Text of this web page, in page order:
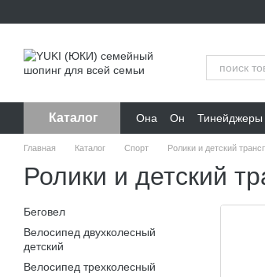
Каталог Она Он Тинейджеры
Главная Каталог Спорт Ролики и детский
Ролики и детский
Беговел
Велосипед двухколесный
детский
Велосипед трехколесный